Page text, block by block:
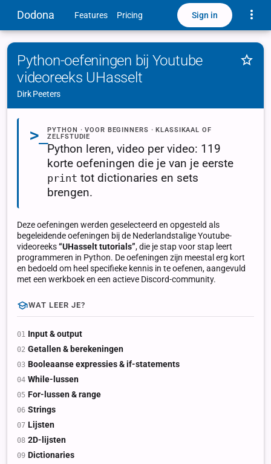
Dodona Features Pricing Sign in
Python-oefeningen bij Youtube
videoreeks UHasselt
Dirk Peeters
>_PYTHON · VOOR BEGINNERS · KLASSIKAAL OF
ZELFSTUDIE
Python leren, video per video: 119
korte oefeningen die je van je eerste
print tot dictionaries en sets
brengen.
Deze oefeningen werden geselecteerd en opgesteld als
begeleidende oefeningen bij de Nederlandstalige Youtube-
videoreeks“UHasselt tutorials”, die je stap voor stap leert
programmeren in Python. De oefeningen zijn meestal erg kort
en bedoeld om heel specifieke kennis in te oefenen, aangevuld
met een werkboek en een actieve Discord-community.
WAT LEER JE?
Input & output
Getallen & berekeningen
Booleaanse expressies & if-statements
While-lussen
For-lussen & range
Strings
Lijsten
2D-lijsten
Dictionaries